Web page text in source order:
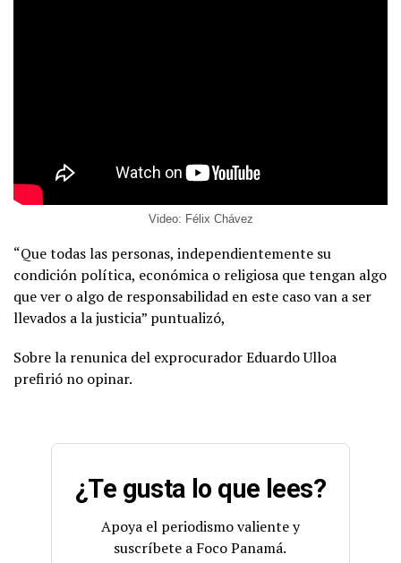
Video: Félix Chávez
“Que todas las personas, independientemente su
condición política, económica o religiosa que tengan algo
que ver o algo de responsabilidad en este caso van a ser
llevados a la justicia” puntualizó,
Sobre la renunica del exprocurador Eduardo Ulloa
prefirió no opinar.
¿Te gusta lo que lees?
Apoya el periodismo valiente y
suscríbete a Foco Panamá.